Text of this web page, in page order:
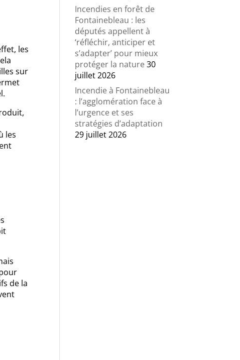
les
sur
les
de la
Incendies en forêt de
Fontainebleau : les
députés appellent à
‘réfléchir, anticiper et
s’adapter’ pour mieux
protéger la nature30
juillet 2026
Incendie à Fontainebleau
: l’agglomération face à
l’urgence et ses
stratégies d’adaptation
29 juillet 2026